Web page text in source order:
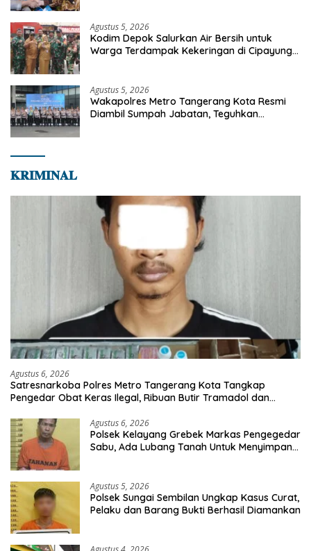
Agustus 5, 2026
Kodim Depok Salurkan Air Bersih untuk
Warga Terdampak Kekeringan di Cipayung
Agustus 5, 2026
Wakapolres Metro Tangerang Kota Resmi
Diambil Sumpah Jabatan, Teguhkan
𝐊𝐑𝐈𝐌𝐈𝐍𝐀𝐋
Agustus 6, 2026
Satresnarkoba Polres Metro Tangerang Kota Tangkap
Pengedar Obat Keras Ilegal, Ribuan Butir Tramadol dan
Agustus 6, 2026
Polsek Kelayang Grebek Markas Pengegedar
Sabu, Ada Lubang Tanah Untuk Menyimpan
Agustus 5, 2026
Polsek Sungai Sembilan Ungkap Kasus Curat,
Pelaku dan Barang Bukti Berhasil Diamankan